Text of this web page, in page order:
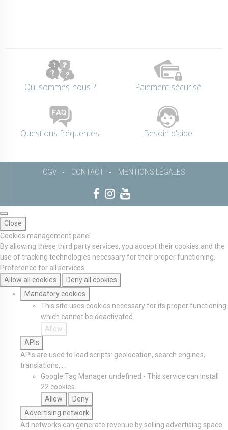
Qui sommes-nous ? Paiement sécurisé
Questions fréquentes Besoin d'aide
CGV CONTACT MENTIONS LÉGALES
Close
Cookies management panel
By allowing these third party services, you accept their cookies and the
use of tracking technologies necessary for their proper functioning.
Preference for all services
Allow all cookies
Deny all cookies
Mandatory cookies
This site uses cookies necessary for its proper functioning
which cannot be deactivated.
Allow
APIs
APIs are used to load scripts: geolocation, search engines,
translations, ...
Google Tag Manager undefined - This service can install
22 cookies.
Allow
Deny
Advertising network
Ad networks can generate revenue by selling advertising space